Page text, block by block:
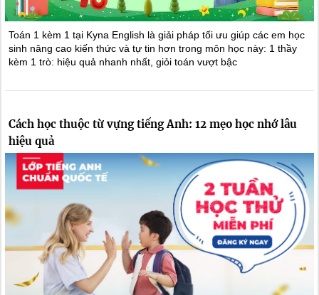
Toán 1 kèm 1 tại Kyna English là giải pháp tối ưu giúp các em học
sinh nâng cao kiến thức và tự tin hơn trong môn học này: 1 thầy
kèm 1 trò: hiệu quả nhanh nhất, giỏi toán vượt bậc
Cách học thuộc từ vựng tiếng Anh: 12 mẹo học nhớ lâu
hiệu quả